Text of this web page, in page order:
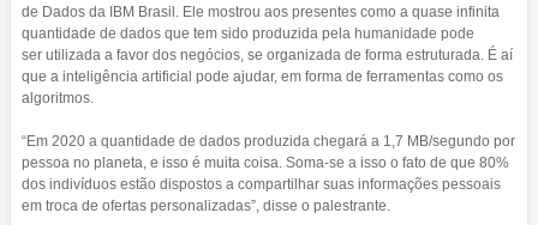
de Dados da IBM Brasil. Ele mostrou aos presentes como a quase infinita
quantidade de dados que tem sido produzida pela humanidade pode
ser utilizada a favor dos negócios, se organizada de forma estruturada. É aí
que a inteligência artificial pode ajudar, em forma de ferramentas como os
algoritmos.
“Em 2020 a quantidade de dados produzida chegará a 1,7 MB/segundo por
pessoa no planeta, e isso é muita coisa. Soma-se a isso o fato de que 80%
dos indivíduos estão dispostos a compartilhar suas informações pessoais
em troca de ofertas personalizadas”, disse o palestrante.